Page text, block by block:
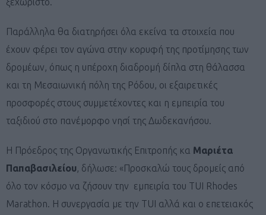
Παράλληλα θα διατηρήσει όλα εκείνα τα στοιχεία που
έχουν φέρει τον αγώνα στην κορυφή της προτίμησης των
δρομέων, όπως η υπέροχη διαδρομή δίπλα στη θάλασσα
και τη Μεσαιωνική πόλη της Ρόδου, οι εξαιρετικές
προσφορές στους συμμετέχοντες και η εμπειρία του
ταξιδιού στο πανέμορφο νησί της Δωδεκανήσου.
Η Πρόεδρος της Οργανωτικής Επιτροπής κα Μαριέτα
Παπαβασιλείου, δήλωσε: «Προσκαλώ τους δρομείς από
όλο τον κόσμο να ζήσουν την εμπειρία του TUI Rhodes
Marathon. Η συνεργασία με την TUI αλλά και ο επετειακός